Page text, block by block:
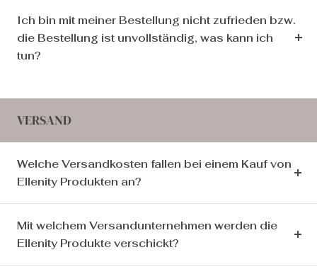
Ich bin mit meiner Bestellung nicht zufrieden bzw.
die Bestellung ist unvollständig, was kann ich
tun?
VERSAND
Welche Versandkosten fallen bei einem Kauf von
Ellenity Produkten an?
Mit welchem Versandunternehmen werden die
Ellenity Produkte verschickt?